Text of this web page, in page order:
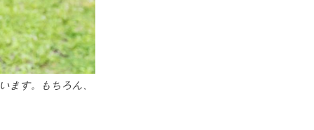
ます。もちろん、